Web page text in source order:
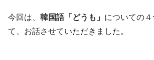
今回は、 韓国語「どうも」 についての
て、お話させていただきました。